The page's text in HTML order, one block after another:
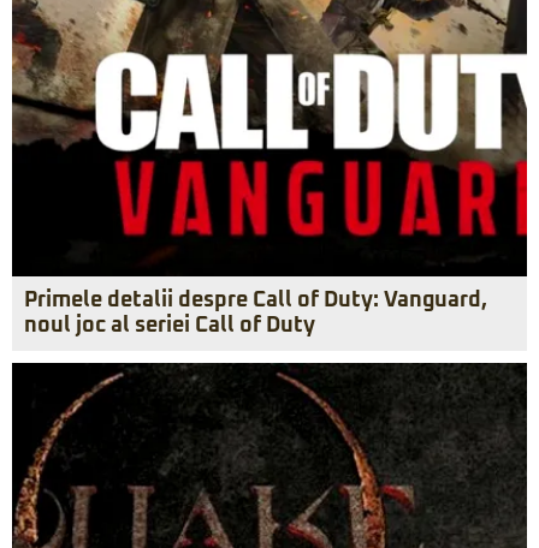
Primele detalii despre Call of Duty: Vanguard,
noul joc al seriei Call of Duty